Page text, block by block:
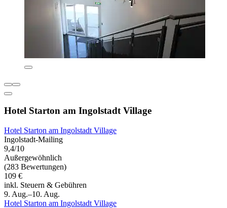
Hotel Starton am Ingolstadt Village
Hotel Starton am Ingolstadt Village
Ingolstadt-Mailing
9,4/10
Außergewöhnlich
(283 Bewertungen)
109 €
inkl. Steuern & Gebühren
9. Aug.–10. Aug.
Hotel Starton am Ingolstadt Village